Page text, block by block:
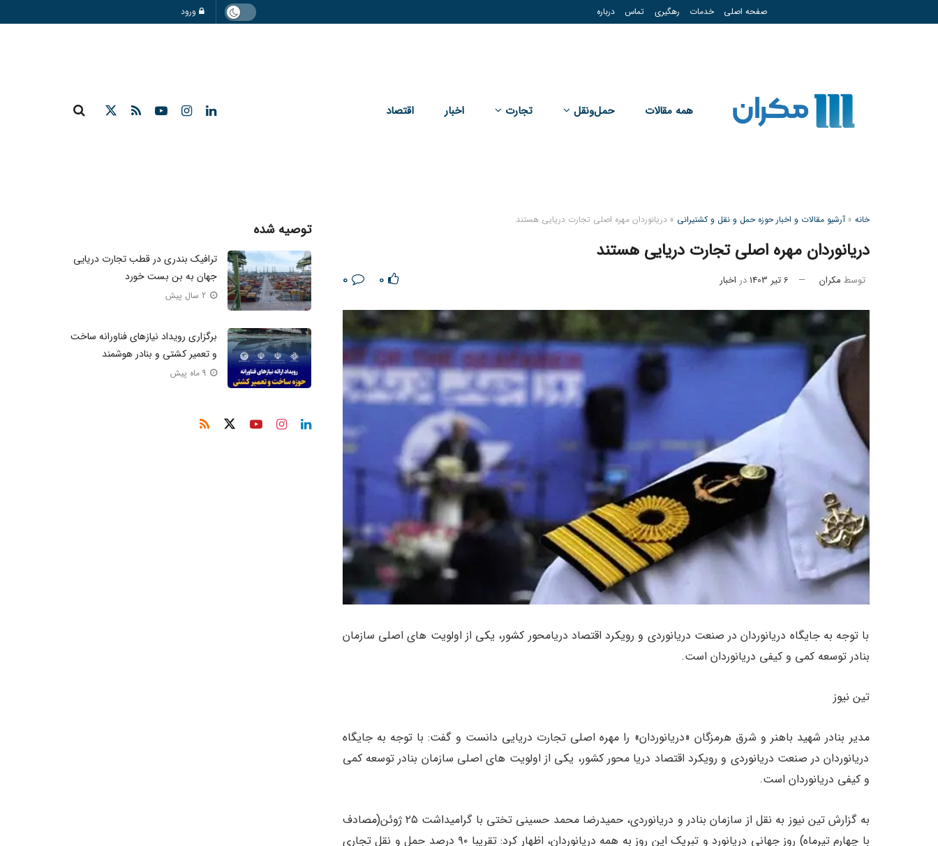
صفحه اصلی خدمات رهگیری تماس درباره ورود
همه مقالات حمل‌و‌نقل تجارت اخبار اقتصاد
خانه »آرشیو مقالات و اخبار حوزه حمل و نقل و کشتیرانی »دریانوردان مهره اصلی تجارت دریایی هستند
دریانوردان مهره اصلی تجارت دریایی هستند
توسط مکران 6 تیر 1403 در اخبار 0
با توجه به جایگاه دریانوردان در صنعت دریانوردی و رویکرد اقتصاد دریامحور کشور، یکی از اولویت های اصلی سازمان
بنادر توسعه کمی و کیفی دریانوردان است.
تین نیوز
مدیر بنادر شهید باهنر و شرق هرمزگان «دریانوردان» را مهره اصلی تجارت دریایی دانست و گفت: با توجه به جایگاه
دریانوردان در صنعت دریانوردی و رویکرد اقتصاد دریا محور کشور، یکی از اولویت های اصلی سازمان بنادر توسعه کمی
و کیفی دریانوردان است.
به گزارش تین نیوز به نقل از سازمان بنادر و دریانوردی، حمیدرضا محمد حسینی تختی با گرامیداشت ۲۵ ژوئن(مصادف
با چهارم تیرماه) روز جهانی دریانورد و تبریک این روز به همه دریانوردان، اظهار کرد: تقریبا ۹۰ درصد حمل و نقل تجاری
توصیه شده
ترافیک بندری در قطب تجارت دریایی
جهان به بن بست خورد
2 سال پیش
برگزاری رویداد نیازهای فناورانه ساخت‌
و تعمیر کشتی و بنادر هوشمند
9 ماه پیش